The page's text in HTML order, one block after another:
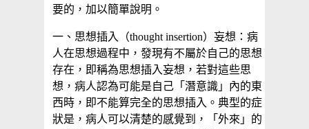
要的，加以簡單說明。
一、思想插入（thought insertion）妄想：病
人在思想過程中，發現有不屬於自己的思想
存在，即稱為思想插入妄想，若對這些思
想，病人認為可能是自己「潛意識」內的東
西時，即不能算完全的思想插入。典型的症
狀是，病人可以清楚的感覺到，「外來」的